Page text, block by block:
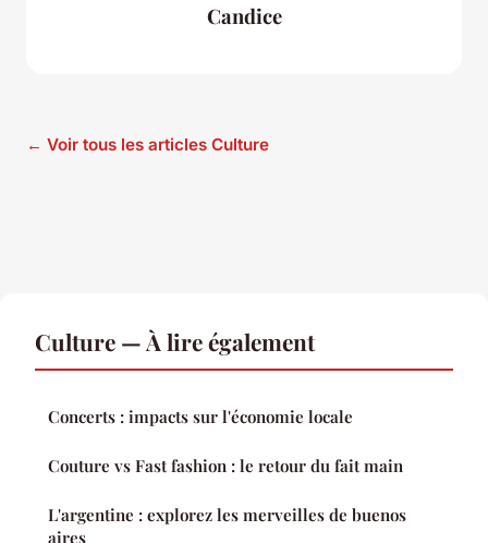
Candice
← Voir tous les articles Culture
Culture — À lire également
Concerts : impacts sur l'économie locale
Couture vs Fast fashion : le retour du fait main
L'argentine : explorez les merveilles de buenos
aires